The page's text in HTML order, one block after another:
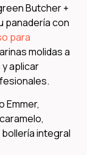
Butcher +
panadería con
para
molidas a
aplicar
Emmer,
integral